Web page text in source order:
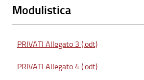
Modulistica
PRIVATI Allegato 3 (.odt)
PRIVATI Allegato 4 (.odt)